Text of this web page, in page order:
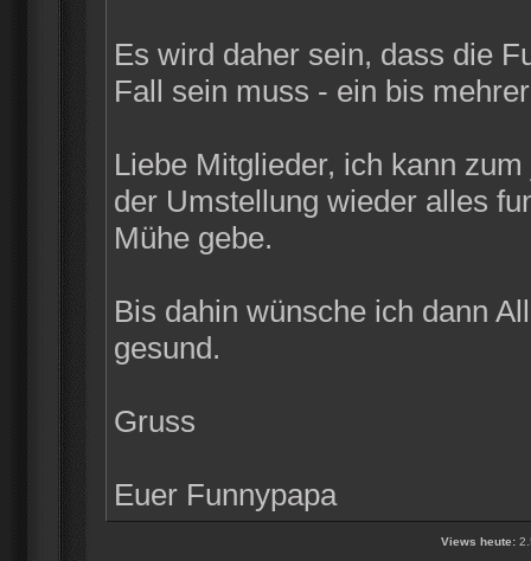
Es wird daher sein, dass die
Fall sein muss - ein bis
Liebe Mitglieder, ich kann
der Umstellung wieder alles
Mühe gebe.
Bis dahin wünsche ich dann
gesund.
Gruss
Euer Funnypapa
Views heute: